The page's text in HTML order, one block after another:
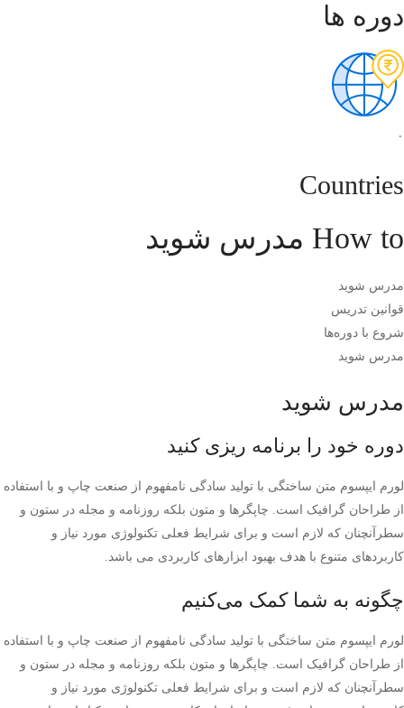
دوره ها
۰
Countries
How to مدرس شوید
مدرس شوید
قوانین تدریس
شروع با دوره‌ها
مدرس شوید
مدرس شوید
دوره خود را برنامه ریزی کنید
لورم ایپسوم متن ساختگی با تولید سادگی نامفهوم از صنعت چاپ و با استفاده
از طراحان گرافیک است. چاپگرها و متون بلکه روزنامه و مجله در ستون و
سطرآنچنان که لازم است و برای شرایط فعلی تکنولوژی مورد نیاز و
کاربردهای متنوع با هدف بهبود ابزارهای کاربردی می باشد.
چگونه به شما کمک می‌کنیم
لورم ایپسوم متن ساختگی با تولید سادگی نامفهوم از صنعت چاپ و با استفاده
از طراحان گرافیک است. چاپگرها و متون بلکه روزنامه و مجله در ستون و
سطرآنچنان که لازم است و برای شرایط فعلی تکنولوژی مورد نیاز و